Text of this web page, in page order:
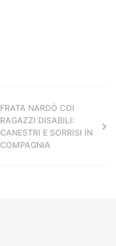
FRATA NARDÒ COI
RAGAZZI DISABILI:
CANESTRI E SORRISI IN
COMPAGNIA